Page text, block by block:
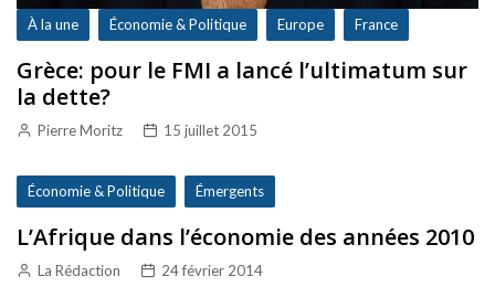
À la une Économie & Politique Europe France
Grèce: pour le FMI a lancé l’ultimatum sur
la dette?
Pierre Moritz 15 juillet 2015
Économie & Politique Émergents
L’Afrique dans l’économie des années 2010
La Rédaction 24 février 2014